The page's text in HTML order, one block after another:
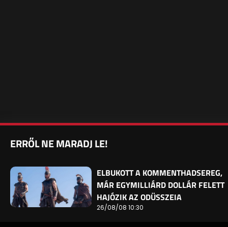
ERRŐL NE MARADJ LE!
ELBUKOTT A KOMMENTHADSEREG,
MÁR EGYMILLIÁRD DOLLÁR FELETT
HAJÓZIK AZ ODÜSSZEIA
26/08/08 10:30